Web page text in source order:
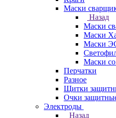
Маски
Назад
Маски
Маски
Маски
Маски
Перчатки
Разное
Щитки
Очки
Электроды
Назад